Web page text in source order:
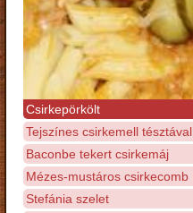
Csirkepörkölt
Tejszínes csirkemell tésztával
Baconbe tekert csirkemáj
Mézes-mustáros csirkecomb
Stefánia szelet